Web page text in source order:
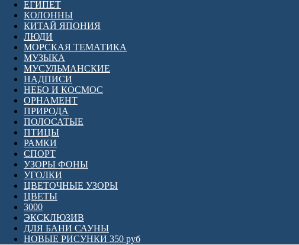
ЕГИПЕТ
КОЛОННЫ
КИТАЙ ЯПОНИЯ
ЛЮДИ
МОРСКАЯ ТЕМАТИКА
МУЗЫКА
МУСУЛЬМАНСКИЕ
НАДПИСИ
НЕБО И КОСМОС
ОРНАМЕНТ
ПРИРОДА
ПОЛОСАТЫЕ
ПТИЦЫ
РАМКИ
СПОРТ
УЗОРЫ ФОНЫ
УГОЛКИ
ЦВЕТОЧНЫЕ УЗОРЫ
ЦВЕТЫ
3000
ЭКСКЛЮЗИВ
ДЛЯ БАНИ САУНЫ
НОВЫЕ РИСУНКИ 350 руб